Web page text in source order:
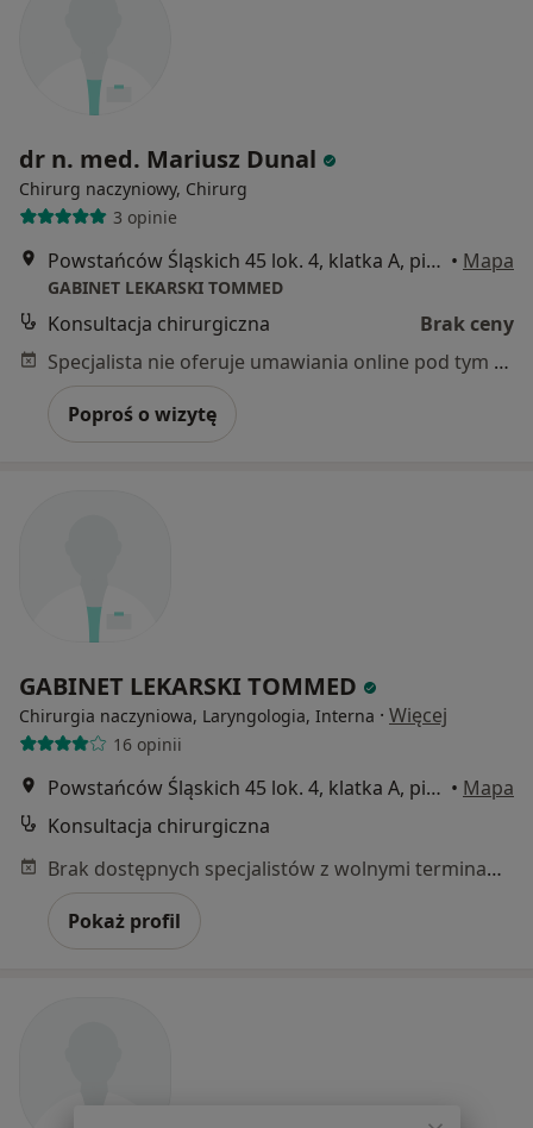
dr n. med. Mariusz Dunal
Chirurg naczyniowy, Chirurg
3 opinie
Powstańców Śląskich 45 lok. 4, klatka A, piętro I, Warszawa • Mapa
GABINET LEKARSKI TOMMED
Konsultacja chirurgiczna
Brak ceny
Specjalista nie oferuje umawiania online pod tym adresem.
Poproś o wizytę
GABINET LEKARSKI TOMMED
Chirurgia naczyniowa, Laryngologia, Interna · Więcej
16 opinii
Powstańców Śląskich 45 lok. 4, klatka A, piętro I, Warszawa • Mapa
Konsultacja chirurgiczna
Brak dostępnych specjalistów z wolnymi terminami w tym centrum medycznym.
Pokaż profil